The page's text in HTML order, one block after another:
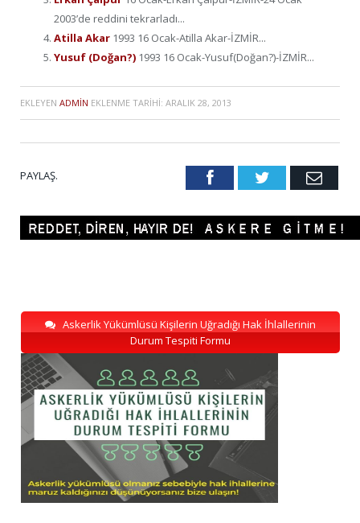
2003’de reddini tekrarladı...
Atilla Akar 1993 16 Ocak-Atilla Akar-İZMİR...
Yusuf (Doğan?) 1993 16 Ocak-Yusuf(Doğan?)-İZMİR...
EKLEYEN ADMIN EKLENME TARIHI: ARALIK 28, 2013
PAYLAŞ. FacebookTwitter Email
Askerlik Yükümlüsü Kişilerin Uğradığı Hak İhlallerinin
Durum Tespiti Formu